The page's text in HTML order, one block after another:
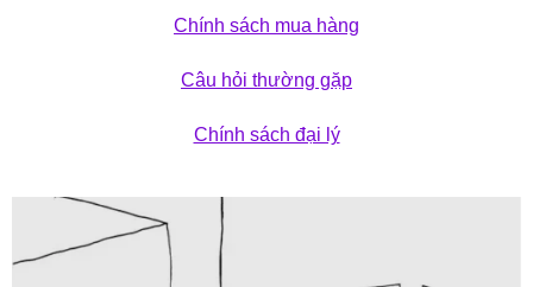
Chính sách mua hàng
Câu hỏi thường gặp
Chính sách đại lý